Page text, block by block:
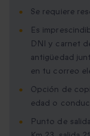
Se requiere
Es
DNI y carnet
antigüedad
en tu correo
Opción de
edad o
Punto de